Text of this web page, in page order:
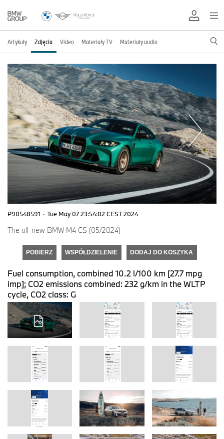
Artykuły Zdjęcia Video Materiały TV Materiały audio
P90548591 · Tue May 07 23:54:02 CEST 2024
The all-new BMW M4 CS (05/2024)
POBIERZ WSPÓŁDZIELENIE DODAJ DO KOSZYKA
Fuel consumption, combined 10.2 l/100 km [27.7 mpg
imp]; CO2 emissions combined: 232 g/km in the WLTP
cycle, CO2 class: G